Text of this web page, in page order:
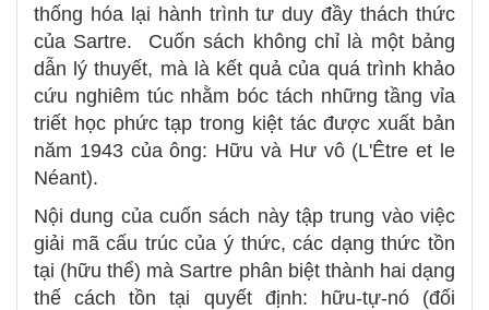
thống hóa lại hành trình tư duy đầy thách thức
của Sartre. Cuốn sách không chỉ là một bảng
dẫn lý thuyết, mà là kết quả của quá trình khảo
cứu nghiêm túc nhằm bóc tách những tầng vỉa
triết học phức tạp trong kiệt tác được xuất bản
năm 1943 của ông: Hữu và Hư vô (L'Être et le
Néant).
Nội dung của cuốn sách này tập trung vào việc
giải mã cấu trúc của ý thức, các dạng thức tồn
tại (hữu thể) mà Sartre phân biệt thành hai dạng
thế cách tồn tại quyết định: hữu-tự-nó (đối